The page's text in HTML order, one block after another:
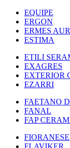
EQUIPE
ERGON
ERMES
ESTIMA
ETILI
EXAGRES
EXTERIOR
EZARRI
FAETANO
FANAL
FAP
FIORANESE
FLAVIKER